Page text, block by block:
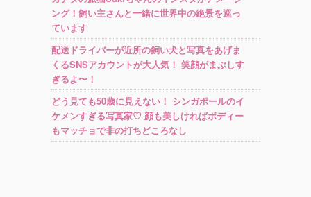
ング！飼い主さんと一緒に世界中の絶景を巡っ
ています
配送ドライバーが近所の飼い犬と写真をあげま
くるSNSアカウントが大人気！ 笑顔がまぶしす
ぎるよ〜！
どう見ても50歳に見えない！ シンガポールのイ
ケメンすぎる写真家♡ 顔も美しければボディー
もマッチョで非の打ちどころなし